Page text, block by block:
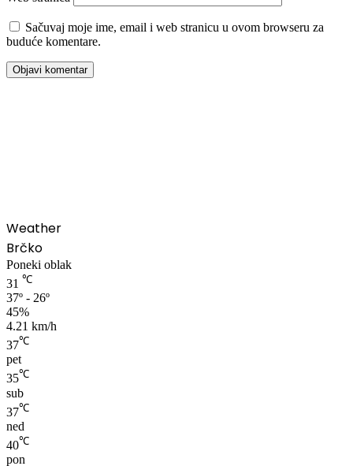
Sačuvaj moje ime, email i web stranicu u ovom browseru za
buduće komentare.
Weather
Brčko
Poneki oblak
31 ℃
37º - 26º
45%
4.21 km/h
37℃
pet
35℃
sub
37℃
ned
40℃
pon